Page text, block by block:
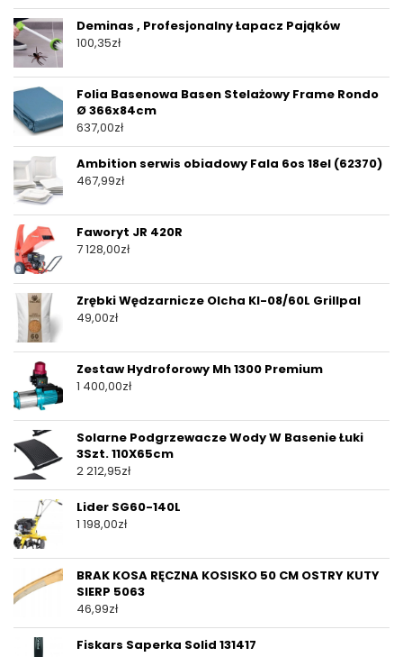
Deminas , Profesjonalny Łapacz Pająków
100,35zł
Folia Basenowa Basen Stelażowy Frame Rondo
Ø 366x84cm
637,00zł
Ambition serwis obiadowy Fala 6os 18el (62370)
467,99zł
Faworyt JR 420R
7 128,00zł
Zrębki Wędzarnicze Olcha Kl-08/60L Grillpal
49,00zł
Zestaw Hydroforowy Mh 1300 Premium
1 400,00zł
Solarne Podgrzewacze Wody W Basenie Łuki
3Szt. 110X65cm
2 212,95zł
Lider SG60-140L
1 198,00zł
BRAK KOSA RĘCZNA KOSISKO 50 CM OSTRY KUTY
SIERP 5063
46,99zł
Fiskars Saperka Solid 131417